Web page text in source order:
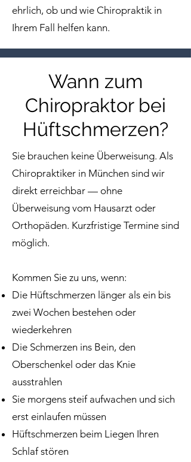
ehrlich, ob und wie Chiropraktik in
Ihrem Fall helfen kann.
Wann zum
Chiropraktor bei
Hüftschmerzen?
Sie brauchen keine Überweisung. Als
Chiropraktiker in München sind wir
direkt erreichbar — ohne
Überweisung vom Hausarzt oder
Orthopäden. Kurzfristige Termine sind
möglich.
Kommen Sie zu uns, wenn:
Die Hüftschmerzen länger als ein bis
zwei Wochen bestehen oder
wiederkehren
Die Schmerzen ins Bein, den
Oberschenkel oder das Knie
ausstrahlen
Sie morgens steif aufwachen und sich
erst einlaufen müssen
Hüftschmerzen beim Liegen Ihren
Schlaf stören